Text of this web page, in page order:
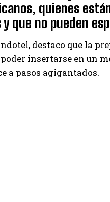
quienes
que no pueden
destaco que la
insertarse en un
a pasos agigantados.